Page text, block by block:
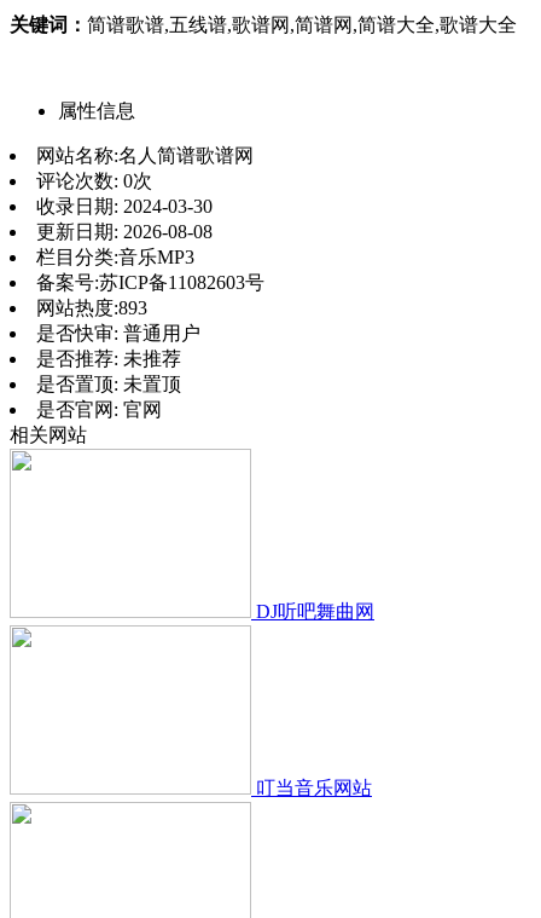
关键词： 简谱歌谱,五线谱,歌谱网,简谱网,简谱大全,歌谱大全
属性信息
网站名称:名人简谱歌谱网
评论次数: 0次
收录日期: 2024-03-30
更新日期: 2026-08-08
栏目分类:音乐MP3
备案号:苏ICP备11082603号
网站热度:893
是否快审: 普通用户
是否推荐: 未推荐
是否置顶: 未置顶
是否官网: 官网
相关网站
DJ听吧舞曲网
叮当音乐网站